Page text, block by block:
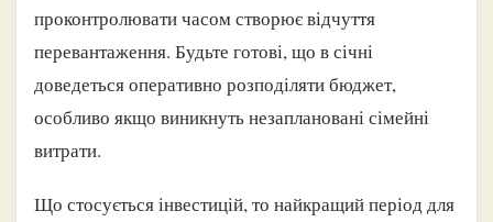
проконтролювати часом створює відчуття
перевантаження. Будьте готові, що в січні
доведеться оперативно розподіляти бюджет,
особливо якщо виникнуть незаплановані сімейні
витрати.
Що стосується інвестицій, то найкращий період для